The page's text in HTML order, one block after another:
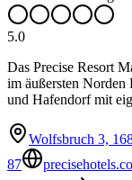
5.0
Das Precise Resort
im äußersten Norden
und Hafendorf mit
Wolfsbruch 3,
87